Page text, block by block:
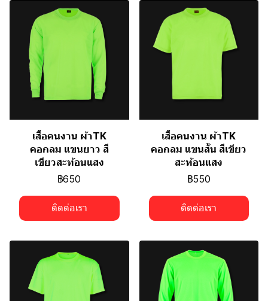
เสื้อคนงาน ผ้าTK
คอกลม แขนยาว สี
เขียวสะท้อนแสง
฿650
ติดต่อเรา
เสื้อคนงาน ผ้าTK
คอกลม แขนสั้น สีเขียว
สะท้อนแสง
฿550
ติดต่อเรา